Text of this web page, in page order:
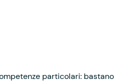
particolari: bastano